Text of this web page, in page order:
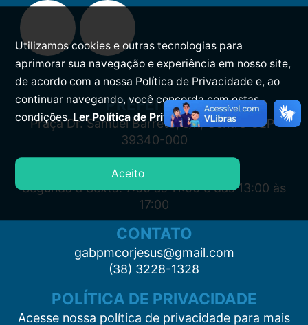
PREFEITURA
Praça Dr. Samuel Barreto, s/n, Centro CEP:
39340-000
ATENDIMENTO
Segunda à Sexta: 7:00 às 11:00 e das 13:00 às
17:00
CONTATO
gabpmcorjesus@gmail.com
(38) 3228-1328
POLÍTICA DE PRIVACIDADE
Acesse nossa política de privacidade para mais
Utilizamos cookies e outras tecnologias para
aprimorar sua navegação e experiência em nosso site,
de acordo com a nossa Política de Privacidade e, ao
continuar navegando, você concorda com estas
condições.Ler Política de Privacidade.
Aceito